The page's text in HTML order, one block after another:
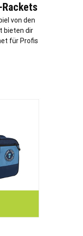
von den
bieten dir
für Profis